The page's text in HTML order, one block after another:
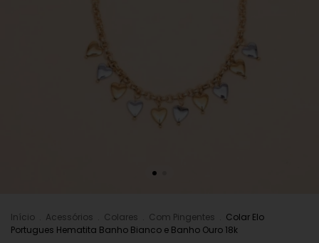
Início Acessórios Colares Com Pingentes
Colar Elo
Portugues Hematita Banho Bianco e Banho Ouro 18k